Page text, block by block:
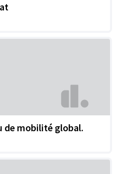
de mobilité global.